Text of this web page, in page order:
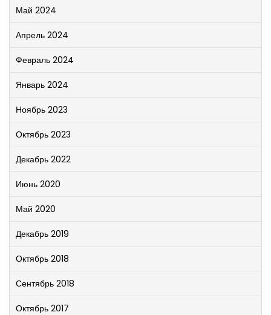
Май 2024
Апрель 2024
Февраль 2024
Январь 2024
Ноябрь 2023
Октябрь 2023
Декабрь 2022
Июнь 2020
Май 2020
Декабрь 2019
Октябрь 2018
Сентябрь 2018
Октябрь 2017